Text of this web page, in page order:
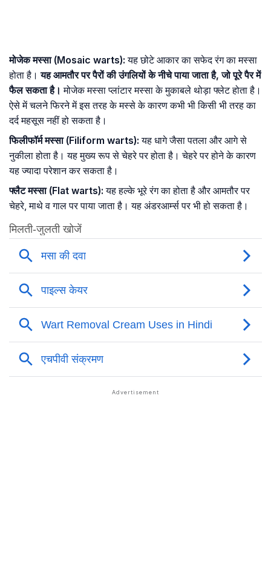
मोजेक मस्सा (Mosaic warts): यह छोटे आकार का सफेद रंग का मस्सा
होता है।यह आमतौर पर पैरों की उंगलियों के नीचे पाया जाता है, जो पूरे पैर में
फैल सकता है। मोजेक मस्सा प्लांटार मस्सा के मुकाबले थोड़ा फ्लेट होता है।
ऐसे में चलने फिरने में इस तरह के मस्से के कारण कभी भी किसी भी तरह का
दर्द महसूस नहीं हो सकता है।
फिलीफॉर्म मस्सा (Filiform warts): यह धागे जैसा पतला और आगे से
नुकीला होता है। यह मुख्य रूप से चेहरे पर होता है। चेहरे पर होने के कारण
यह ज्यादा परेशान कर सकता है।
फ्लैट मस्सा (Flat warts): यह हल्के भूरे रंग का होता है और आमतौर पर
चेहरे, माथे व गाल पर पाया जाता है। यह अंडरआर्म्स पर भी हो सकता है।